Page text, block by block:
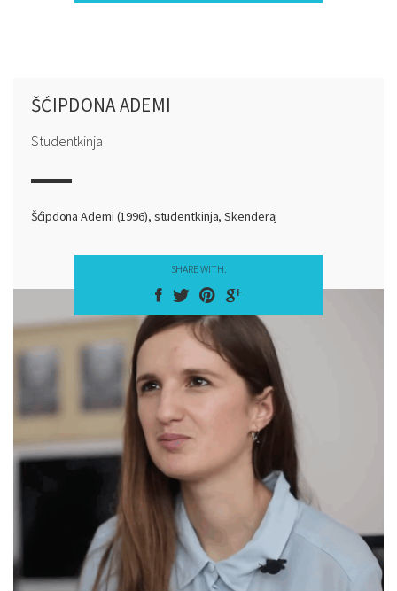
ŠĆIPDONA ADEMI
Studentkinja
Šćipdona Ademi (1996), studentkinja, Skenderaj
SHARE WITH: